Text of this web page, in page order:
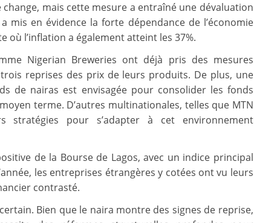
mais cette mesure a entraîné une dévaluation
mis en évidence la forte dépendance de l’économie
l’inflation a également atteint les 37%.
Nigerian Breweries ont déjà pris des mesures
reprises des prix de leurs produits. De plus, une
de nairas est envisagée pour consolider les fonds
terme. D’autres multinationales, telles que MTN
stratégies pour s’adapter à cet environnement
de la Bourse de Lagos, avec un indice principal
les entreprises étrangères y cotées ont vu leurs
contrasté.
Bien que le naira montre des signes de reprise,